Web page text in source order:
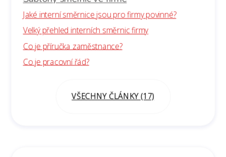
Jaké interní směrnice jsou pro firmy povinné?
Velký přehled interních směrnic firmy
Co je příručka zaměstnance?
Co je pracovní řád?
VŠECHNY ČLÁNKY (17)